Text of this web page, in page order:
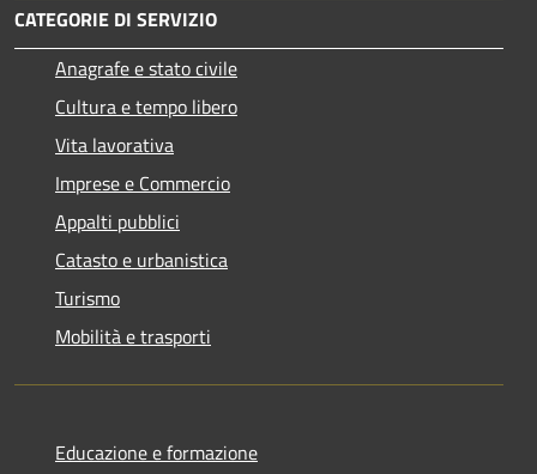
CATEGORIE DI SERVIZIO
Anagrafe e stato civile
Cultura e tempo libero
Vita lavorativa
Imprese e Commercio
Appalti pubblici
Catasto e urbanistica
Turismo
Mobilità e trasporti
Educazione e formazione